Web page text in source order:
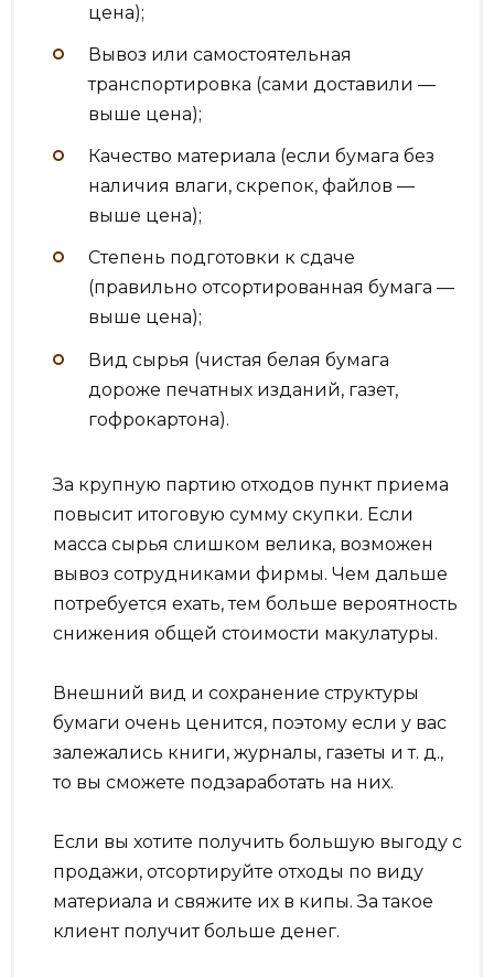
цена);
Вывоз или самостоятельная
транспортировка (сами доставили —
выше цена);
Качество материала (если бумага без
наличия влаги, скрепок, файлов —
выше цена);
Степень подготовки к сдаче
(правильно отсортированная бумага —
выше цена);
Вид сырья (чистая белая бумага
дороже печатных изданий, газет,
гофрокартона).
За крупную партию отходов пункт приема
повысит итоговую сумму скупки. Если
масса сырья слишком велика, возможен
вывоз сотрудниками фирмы. Чем дальше
потребуется ехать, тем больше вероятность
снижения общей стоимости макулатуры.
Внешний вид и сохранение структуры
бумаги очень ценится, поэтому если у вас
залежались книги, журналы, газеты и т. д.,
то вы сможете подзаработать на них.
Если вы хотите получить большую выгоду с
продажи, отсортируйте отходы по виду
материала и свяжите их в кипы. За такое
клиент получит больше денег.